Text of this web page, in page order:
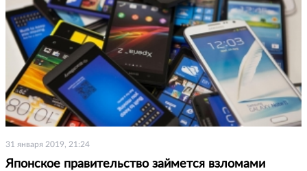
31 января 2019, 21:24
Японское правительство займется взломами